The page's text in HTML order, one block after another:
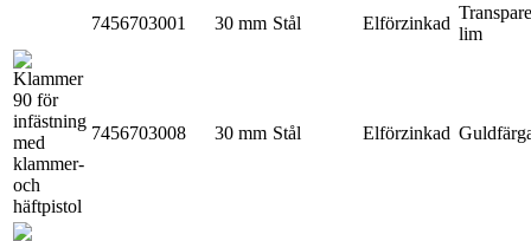
7456703001 30 mm Stål Elförzinkad
lim
7456703008 30 mm Stål Elförzinkad